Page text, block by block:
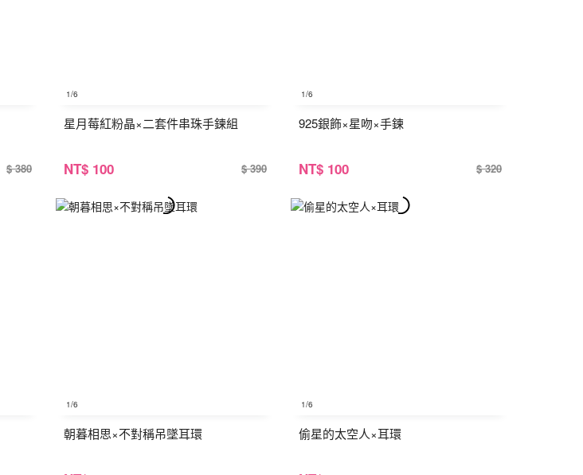
$ 380
1/6
星月莓紅粉晶×二套件串珠手鍊組
NT$ 100 $ 390
1/6
925銀飾×星吻×手鍊
NT$ 100 $ 320
1/6
朝暮相思×不對稱吊墜耳環
1/6
偷星的太空人×耳環